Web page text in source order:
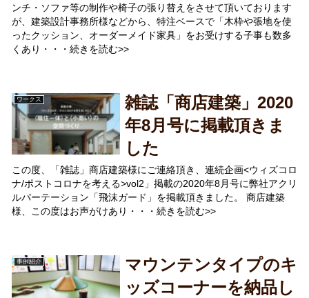
ンチ・ソファ等の制作や椅子の張り替えをさせて頂いております
が、建築設計事務所様などから、特注ベースで「木枠や張地を使
ったクッション、オーダーメイド家具」をお受けする子事も数多
くあり・・・続きを読む>>
ワークス
雑誌「商店建築」2020
年8月号に掲載頂きま
した
この度、「雑誌」商店建築様にご連絡頂き、連続企画<ウィズコロ
ナ/ポストコロナを考える>vol2」掲載の2020年8月号に弊社アクリ
ルパーテーション「飛沫ガード」を掲載頂きました。 商店建築
様、この度はお声がけあり・・・続きを読む>>
事例紹介
マウンテンタイプのキ
ッズコーナーを納品し